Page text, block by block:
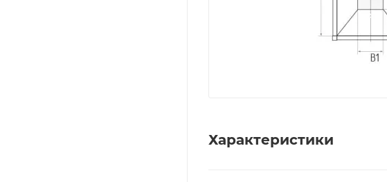
Характеристики